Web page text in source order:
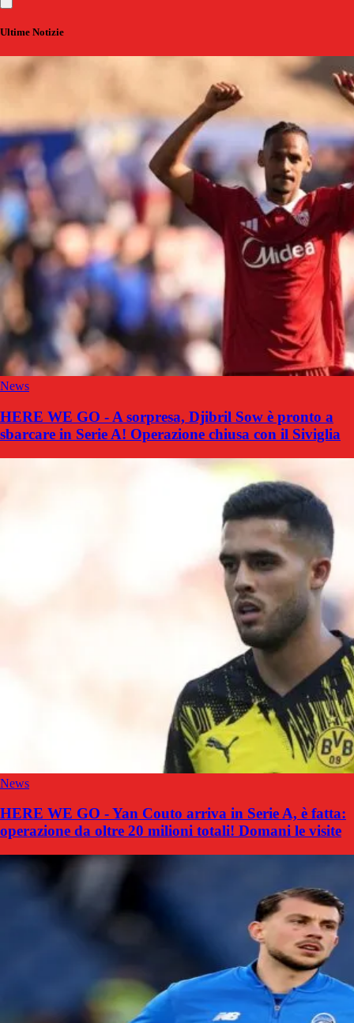
Ultime Notizie
News
HERE WE GO - A sorpresa, Djibril Sow è pronto a
sbarcare in Serie A! Operazione chiusa con il Siviglia
News
HERE WE GO - Yan Couto arriva in Serie A, è fatta:
operazione da oltre 20 milioni totali! Domani le visite